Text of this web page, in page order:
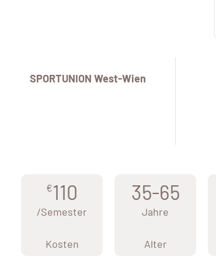
SPORTUNION West-Wien
€110
/Semester
Kosten
35-65
Jahre
Alter